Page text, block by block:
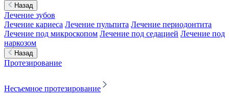
Назад
Лечение зубов
Лечение кариеса Лечение пульпита Лечение периодонтита
Лечение под микроскопом Лечение под седацией Лечение под
наркозом
Назад
Протезирование
Несъемное протезирование